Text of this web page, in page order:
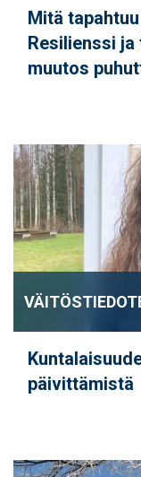
Mitä
Resilienssi
muutos
päivittämistä